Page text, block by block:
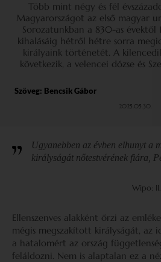
Több mint négy és fél
Magyarországot az első magyar
Sorozatunkban a 830-as évektől
kihalásáig hétről hétre sorra
királyaink történetét. A
következik, a velencei dózse és
Szöveg: Bencsik Gábor
2025.05.30.
Ugyanebben az évben elhunyt a
királyságát nőtestvérének fiára,
Wipo:
Ellenszenves alakként őrzi az
mégis megszakított királyságát, az
a hatalomért az ország
feláldozni. Nem is alaptalan ez a